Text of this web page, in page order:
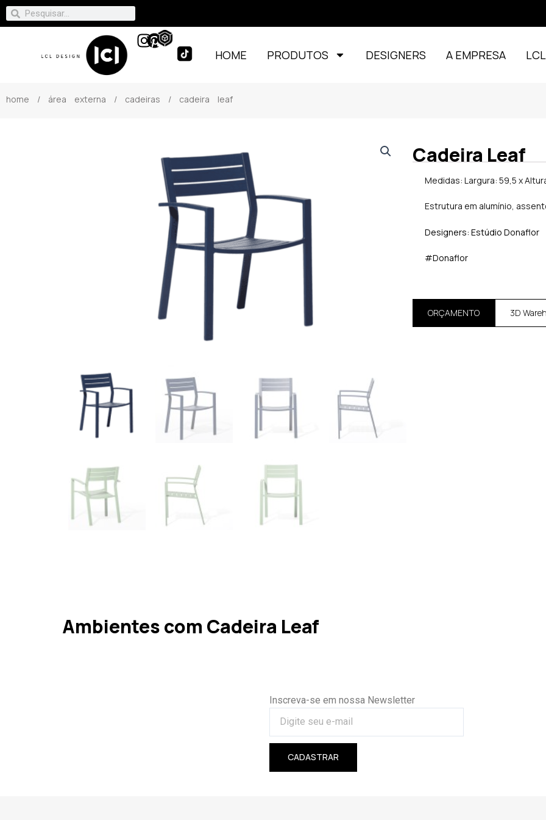
HOME PRODUTOS DESIGNERS A EMPRESA
home / área externa / cadeiras / cadeira leaf
Cadeira Leaf
Medidas: Largura: 59,5 x
Estrutura em alumínio,
Designers: Estúdio Donaflor
#Donaflor
ORÇAMENTO 3D
Ambientes com Cadeira Leaf
Inscreva-se em nossa Newsletter
CADASTRAR